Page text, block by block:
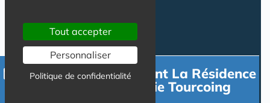
Emploi-formation-sante.com
Aidant.info
Creche-et-naissance.com
Contacter directement La Résidence
Les Jardins d'Arcadie Tourcoing
Tout accepter
Personnaliser
Politique de confidentialité